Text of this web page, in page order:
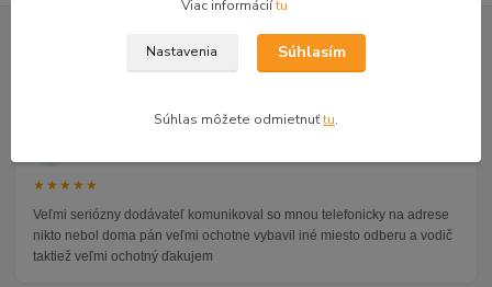
4.9★★★★★
★★★★★
Veľmi seriózny dodávateľ komunikoval so mnou telefonicky na adrese
nikto nebol doma pán veľmi ochotne vybavil iné miesto odberu a vodič
taktiež veľmi ochotný ďakujem
Viac informáciítu
Nastavenia Súhlasím
Súhlas môžete odmietnuťtu.